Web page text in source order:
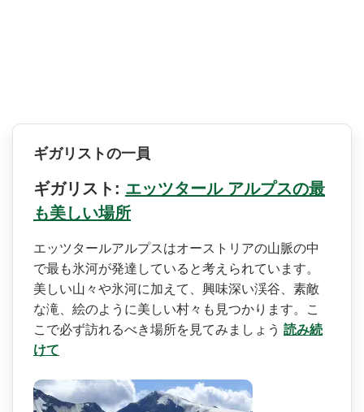
ギガリストの一員
ギガリスト: エッツタール アルプスの最
も美しい場所
エッツタールアルプスはオー­ストリアの山脈の中
で最も氷河が発達していると考え­られています。
美しい山々や氷河に加えて、興味深い­渓谷、素敵
な滝、絵のように美しい村々も見つかりま­す。こ
こで必ず訪れるべき場所を見てみましょう 読み続
けて